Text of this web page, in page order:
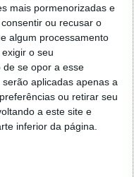
mais pormenorizadas e
ou recusar o
algum processamento
o seu
se opor a esse
aplicadas apenas a
ou retirar seu
a este site e
inferior da página.